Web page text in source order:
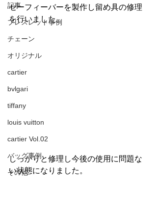
記事
ブレスレット事例
チェーン
オリジナル
cartier
bvlgari
tiffany
louis vuitton
cartier Vol.02
バッグ事例
その他
セーフィーバーを製作し留め具の修理
を行いました。
しっかりと修理し今後の使用に問題な
い状態になりました。